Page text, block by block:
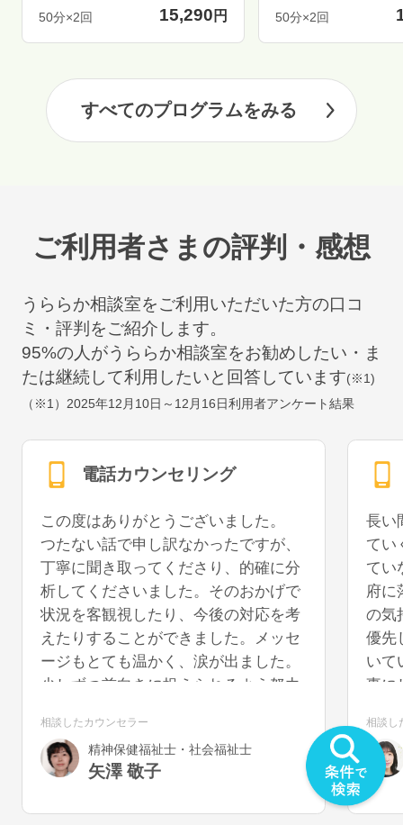
50分×2回 15,290 円 50分×2回
すべてのプログラムをみる
ご利用者さまの評判・感想
うららか相談室をご利用いただいた方の口コ
ミ・評判をご紹介します。
95%の人がうららか相談室をお勧めしたい・ま
たは継続して利用したいと回答しています(※1)
（※1） 2025年12月10日～12月16日利用者アンケート結果
電話カウンセリング
この度はありがとうございました。
つたない話で申し訳なかったですが、
丁寧に聞き取ってくださり、的確に分
析してくださいました。そのおかげで
状況を客観視したり、今後の対応を考
えたりすることができました。メッセ
ージもとても温かく、涙が出ました。
少しずつ前向きに捉えられるよう努力
あれば、再度お話を聞いていただける
と幸いです。
相談したカウンセラー
精神保健福祉士・社会福祉士
矢澤 敬子
長い
てい
てい
府に
の気
優先
いて
事に
を切
気
うで
相談し